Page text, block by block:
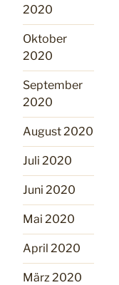
2020
Oktober
2020
September
2020
August 2020
Juli 2020
Juni 2020
Mai 2020
April 2020
März 2020